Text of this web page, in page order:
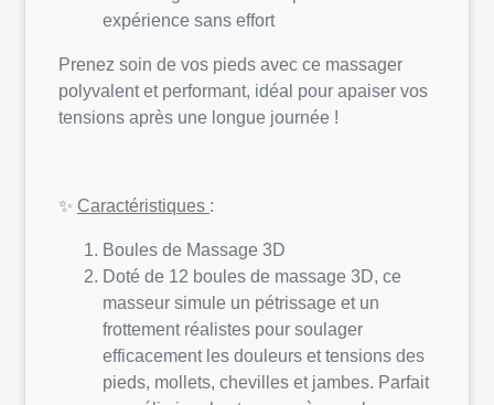
expérience sans effort
Prenez soin de vos pieds avec ce massager
polyvalent et performant, idéal pour apaiser vos
tensions après une longue journée !
✨ Caractéristiques :
Boules de Massage 3D
Doté de 12 boules de massage 3D, ce
masseur simule un pétrissage et un
frottement réalistes pour soulager
efficacement les douleurs et tensions des
pieds, mollets, chevilles et jambes. Parfait